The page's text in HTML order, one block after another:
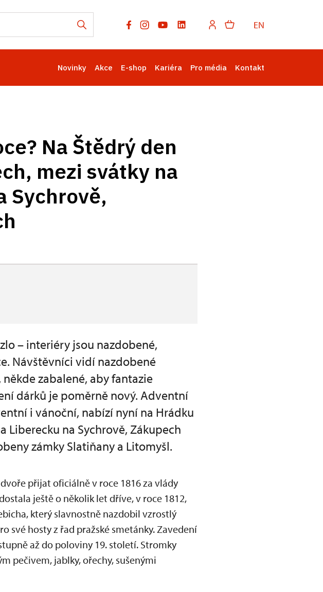
EN
Novinky Akce E-shop Kariéra Pro média Kontakt
Na Štědrý den
mezi svátky na
Sychrově,
– interiéry jsou nazdobené,
Návštěvníci vidí nazdobené
zabalené, aby fantazie
dárků je poměrně nový. Adventní
i vánoční, nabízí nyní na Hrádku
Liberecku na Sychrově, Zákupech
zámky Slatiňany a Litomyšl.
přijat oficiálně v roce 1816 za vlády
ještě o několik let dříve, v roce 1812,
který slavnostně nazdobil vzrostlý
své hosty z řad pražské smetánky. Zavedení
až do poloviny 19. století. Stromky
pečivem, jablky, ořechy, sušenými